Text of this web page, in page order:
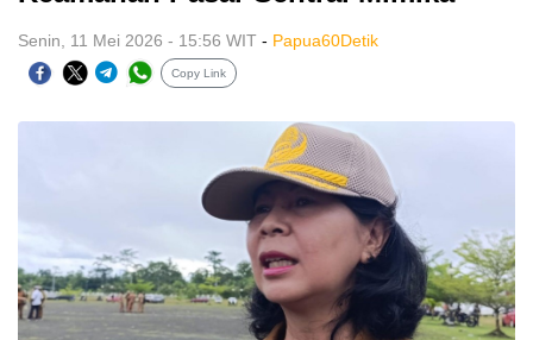
Senin, 11 Mei 2026 - 15:56 WIT - Papua60Detik
Copy Link